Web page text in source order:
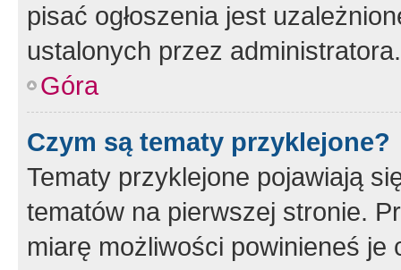
pisać ogłoszenia jest
ustalonych przez administratora.
Góra
Czym są tematy przyklejone?
Tematy przyklejone pojawiają
tematów na pierwszej stronie.
miarę możliwości powinieneś je